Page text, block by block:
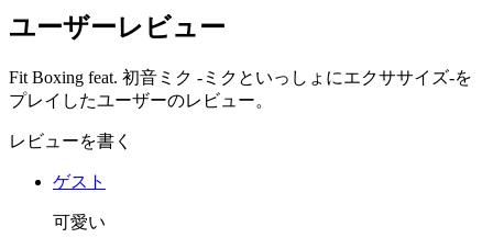
ユーザーレビュー
Fit Boxing feat. 初音ミク -ミクといっしょにエクササイズ-を
プレイしたユーザーのレビュー。
レビューを書く
ゲスト
可愛い